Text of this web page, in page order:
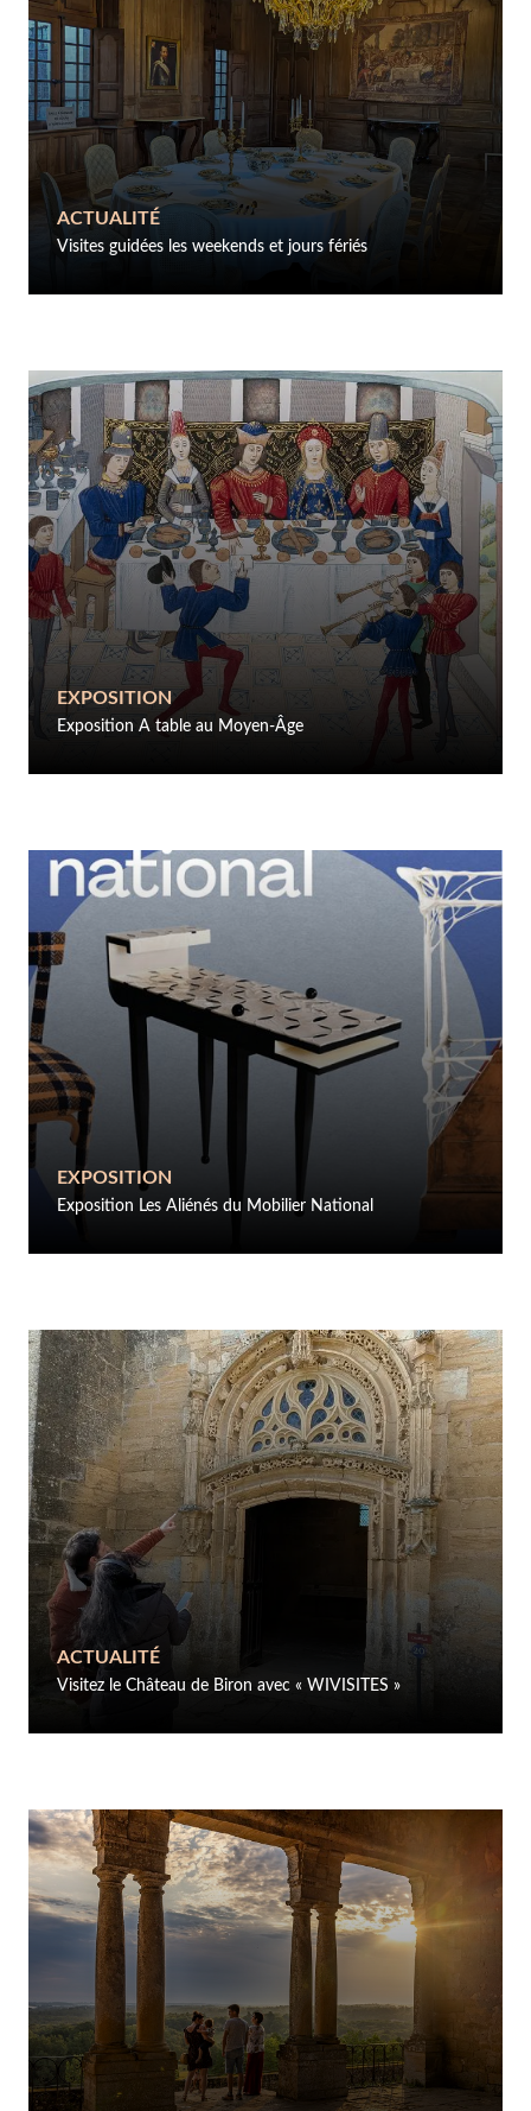
ACTUALITÉ
Visites guidées les weekends et jours fériés
EXPOSITION
Exposition A table au Moyen-Âge
EXPOSITION
Exposition Les Aliénés du Mobilier National
ACTUALITÉ
Visitez le Château de Biron avec « WIVISITES »